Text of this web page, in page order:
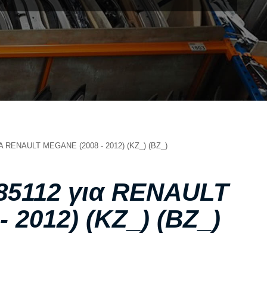
ΠΛΗΡΟΦΟΡΙΕΣ
ΣΧΕΤΙΚΑ ΜΕ ΕΜΑΣ
ΥΠΗΡΕΣΙΕΣ
ΟΙ ΕΓΚΑΤΑΣΤΑΣΕΙΣ ΜΑΣ
ΧΟΡΗΓΙΕΣ
MEGANE (2008 - 2012) (KZ_) (BZ_)
για RENAULT
2012) (KZ_) (BZ_)